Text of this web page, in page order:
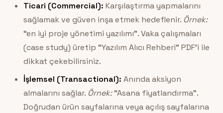
Ticari (Commercial): Karşılaştırma yapmalarını
sağlamak ve güven inşa etmek hedeflenir. Örnek:
“en iyi proje yönetimi yazılımı”. Vaka çalışmaları
(case study) üretip “Yazılım Alıcı Rehberi” PDF’i ile
dikkat çekebilirsiniz.
İşlemsel (Transactional): Anında aksiyon
almalarını sağlar. Örnek:“Asana fiyatlandırma”.
Doğrudan ürün sayfalarına veya açılış sayfalarına